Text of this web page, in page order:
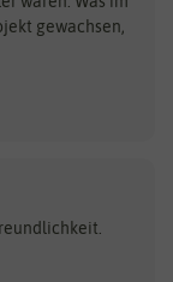
gewachsen,